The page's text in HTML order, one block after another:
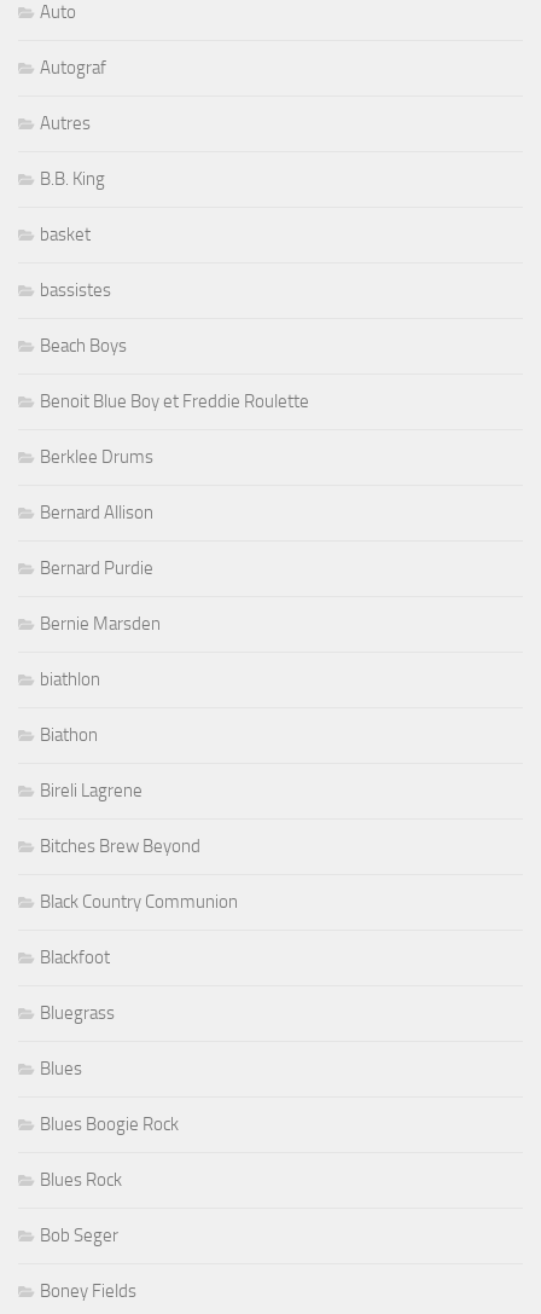
Auto
Autograf
Autres
B.B. King
basket
bassistes
Beach Boys
Benoit Blue Boy et Freddie Roulette
Berklee Drums
Bernard Allison
Bernard Purdie
Bernie Marsden
biathlon
Biathon
Bireli Lagrene
Bitches Brew Beyond
Black Country Communion
Blackfoot
Bluegrass
Blues
Blues Boogie Rock
Blues Rock
Bob Seger
Boney Fields